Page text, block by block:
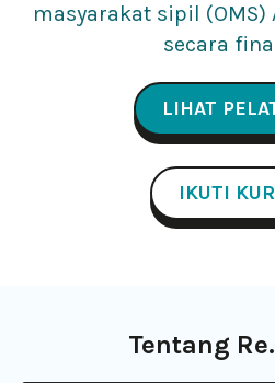
masyarakat sipil
secara
LIHAT
IKUTI
Tentang